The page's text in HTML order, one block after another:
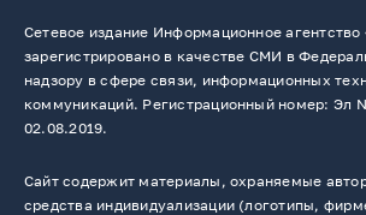
Сетевое издание Информационное
зарегистрировано в качестве СМИ в
надзору в сфере связи, информационных
коммуникаций. Регистрационный номер: Эл
02.08.2019.
Сайт содержит материалы, охраняемые
средства индивидуализации (логотипы,